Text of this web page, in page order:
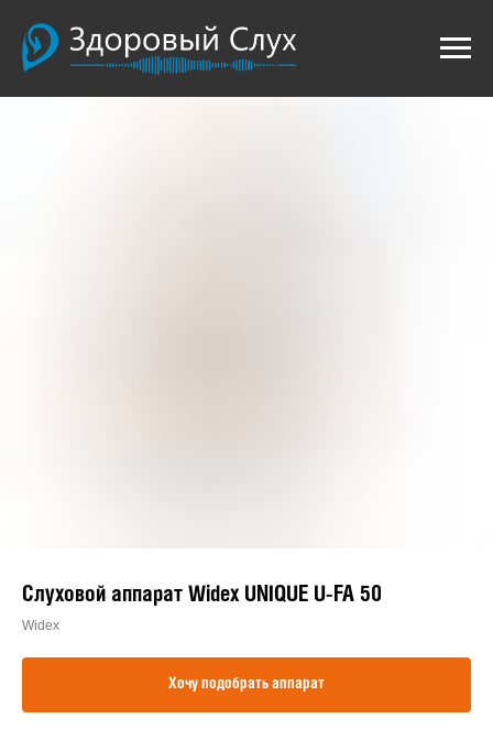
Слуховой аппарат Widex UNIQUE U-FA 50
Widex
Хочу подобрать аппарат